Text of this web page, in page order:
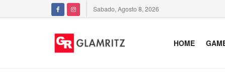
Sabado, Agosto 8, 2026
HOME